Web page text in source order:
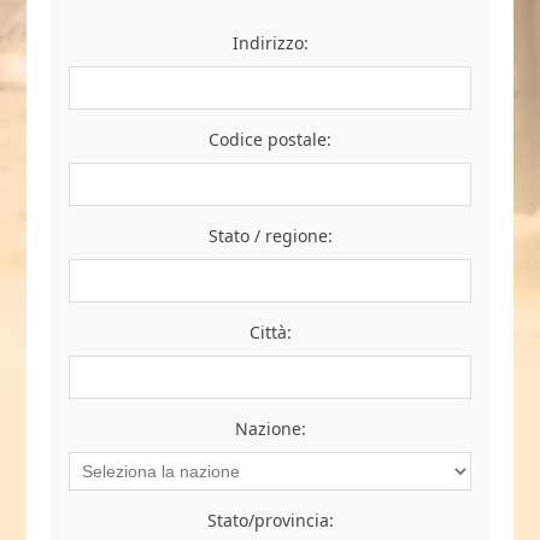
Indirizzo:
Codice postale:
Stato / regione:
Città:
Nazione:
Stato/provincia: